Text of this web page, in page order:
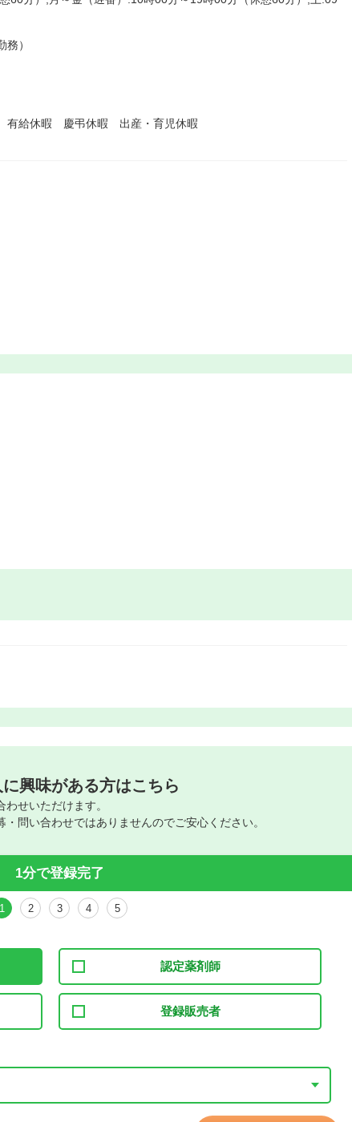
）
給休暇 慶弔休暇 出産・育児休暇
興味がある方はこちら
せいただけます。
問い合わせではありませんのでご安心ください。
1分で登録完了
1 2 3 4 5
認定薬剤師
登録販売者